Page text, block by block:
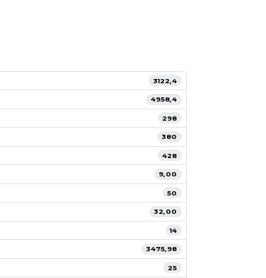
3122,4
4958,4
298
380
428
9,00
50
32,00
14
3475,98
25